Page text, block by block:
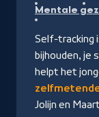
Mentale
Self-tracking
bijhouden, je
helpt het
Jolijn en